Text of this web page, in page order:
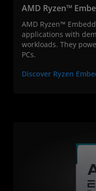
AMD Ryzen™
AMD Ryzen™
applications with
workloads. They
PCs.
Discover Ryzen